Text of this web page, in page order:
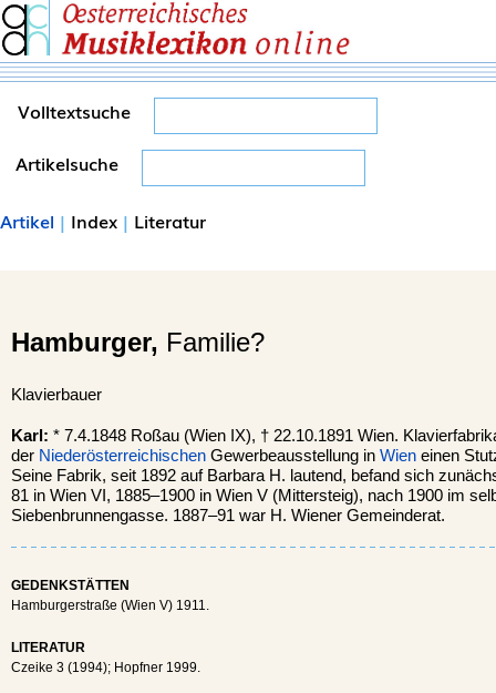
Volltextsuche
Artikelsuche
Artikel | Index | Literatur
Hamburger, Familie?
Klavierbauer
Karl: * 7.4.1848 Roßau (Wien IX), † 22.10.1891 Wien.
der Niederösterreichischen Gewerbeausstellung in Wien einen
Seine Fabrik, seit 1892 auf Barbara H. lautend, befand sich
81 in Wien VI, 1885–1900 in Wien V (Mittersteig), nach 1900 im
Siebenbrunnengasse. 1887–91 war H. Wiener Gemeinderat.
GEDENKSTÄTTEN
Hamburgerstraße (Wien V) 1911.
LITERATUR
Czeike 3 (1994); Hopfner 1999.